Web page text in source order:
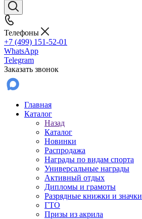
Телефоны
+7 (499) 151-52-01
WhatsApp
Telegram
Заказать звонок
Главная
Каталог
Назад
Каталог
Новинки
Распродажа
Награды по видам спорта
Универсальные награды
Активный отдых
Дипломы и грамоты
Разрядные книжки и значки
ГТО
Призы из акрила